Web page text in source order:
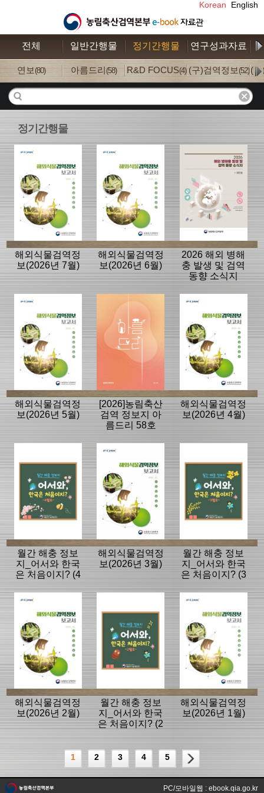
Korean English
전체 일반간행물 정기간행물 연구성과자료
연보(80) 아름드리(58) R&D FOCUS(4) (구)검역정보 (52) (
정기간행물
해외식물검역정
보(2026년 7월)
해외식물검역정
보(2026년 6월)
2026 해외 병해
충 발생 및 검역
동향 소식지
해외식물검역정
보(2026년 5월)
[2026]농림축산
검역 정보지 아
름드리 58호
해외식물검역정
보(2026년 4월)
월간 해충 정보
지_어서와 한국
은 처음이지? (4
해외식물검역정
보(2026년 3월)
월간 해충 정보
지_어서와 한국
은 처음이지? (3
해외식물검역정
보(2026년 2월)
월간 해충 정보
지_어서와 한국
은 처음이지? (2
해외식물검역정
보(2026년 1월)
1 2 3 4 5
PC/모바일웹 : ebook.qia.go.kr